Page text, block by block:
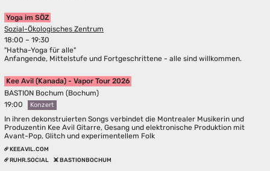
Yoga im SÖZ
Sozial-Ökologisches Zentrum
18:00 – 19:30
"Hatha-Yoga für alle"
Anfangende, Mittelstufe und Fortgeschrittene - alle sind willkommen.
Kee Avil (Kanada) - Vapor Tour 2026
BASTION Bochum (Bochum)
19:00
Konzert
In ihren dekonstruierten Songs verbindet die Montrealer Musikerin und
Produzentin Kee Avil Gitarre, Gesang und elektronische Produktion mit
Avant-Pop, Glitch und experimentellem Folk
KEEAVIL.COM
RUHR.SOCIAL
BASTIONBOCHUM